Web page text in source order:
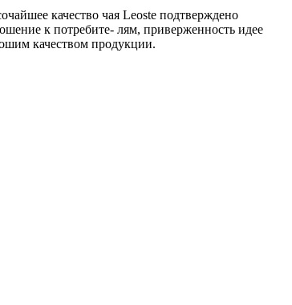
качество чая Leoste подтверждено
к потребите- лям, приверженность идее
качеством продукции.